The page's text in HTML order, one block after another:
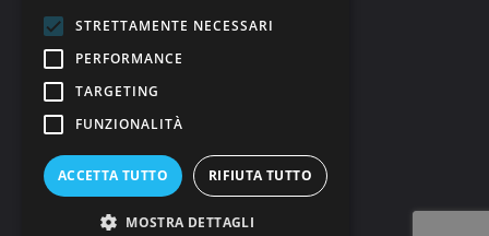
STRETTAMENTE NECESSARI
PERFORMANCE
TARGETING
FUNZIONALITÀ
ACCETTA TUTTO RIFIUTA TUTTO
MOSTRA DETTAGLI